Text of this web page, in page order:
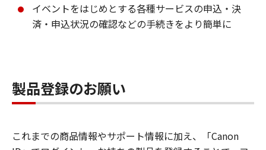
イベントをはじめとする各種サービスの申込・決
済・申込状況の確認などの手続きをより簡単に
製品登録のお願い
これまでの商品情報やサポート情報に加え、「Canon